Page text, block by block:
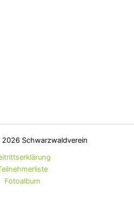
Schwarzwaldverein
Fotoalbum